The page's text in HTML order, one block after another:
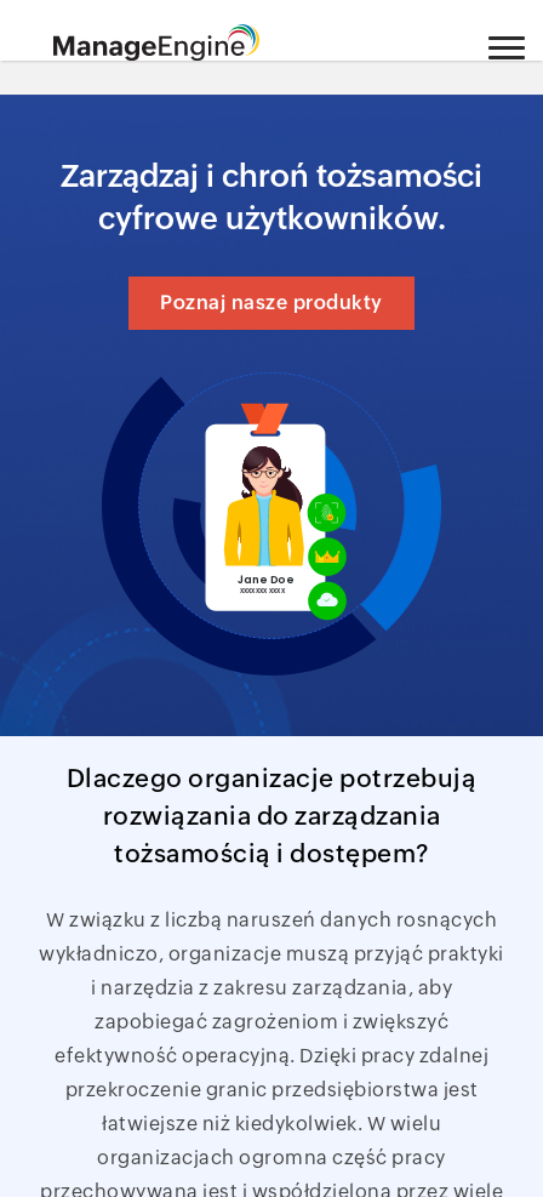
Zarządzaj i chroń tożsamości
cyfrowe użytkowników.
Poznaj nasze produkty
Dlaczego organizacje potrzebują
rozwiązania do zarządzania
tożsamością i dostępem?
W związku z liczbą naruszeń danych rosnących
wykładniczo, organizacje muszą przyjąć praktyki
i narzędzia z zakresu zarządzania, aby
zapobiegać zagrożeniom i zwiększyć
efektywność operacyjną. Dzięki pracy zdalnej
przekroczenie granic przedsiębiorstwa jest
łatwiejsze niż kiedykolwiek. W wielu
organizacjach ogromna część pracy
przechowywana jest i współdzielona przez wiele